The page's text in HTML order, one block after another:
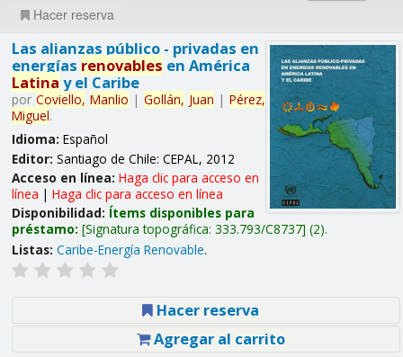
Hacer reserva
Las alianzas público - privadas en
energías renovables en América
Latina y el Caribe
por Coviello, Manlio | Gollán, Juan | Pérez,
Miguel.
Idioma: Español
Editor: Santiago de Chile: CEPAL, 2012
Acceso en línea: Haga clic para acceso en
línea | Haga clic para acceso en línea
Disponibilidad: Ítems disponibles para
préstamo: Signatura topográfica: 333.793/C8737 (2).
Listas: Caribe-Energía Renovable.
Hacer reserva
Agregar al carrito